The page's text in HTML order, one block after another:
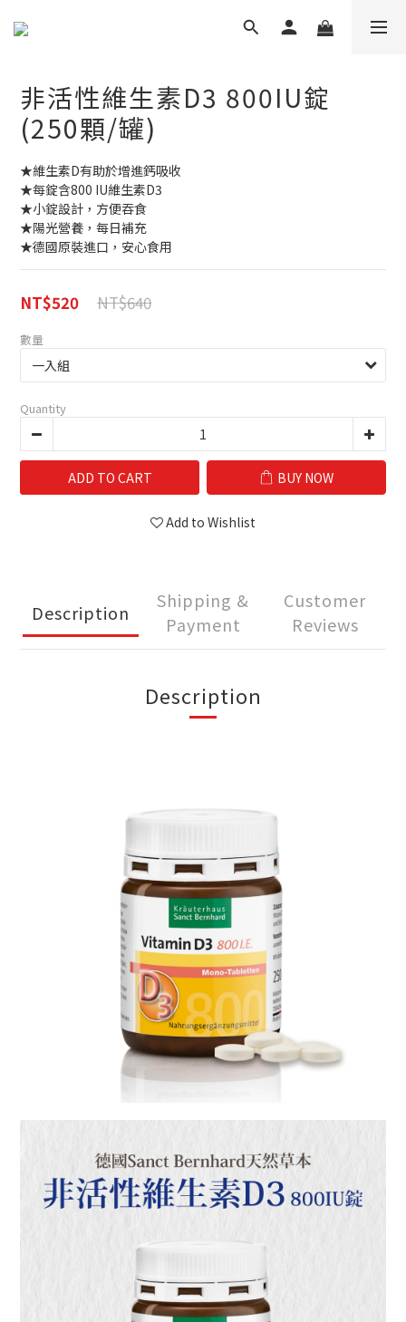
非活性維生素D3 800IU錠
(250顆/罐)
★維生素D有助於增進鈣吸收
★每錠含800 IU維生素D3
★小錠設計，方便吞食
★陽光營養，每日補充
★德國原裝進口，安心食用
NT$640
NT$520
數量
Quantity
ADD TO CART BUY NOW
Add to Wishlist
Description
Shipping &
Payment
Customer
Reviews
Description